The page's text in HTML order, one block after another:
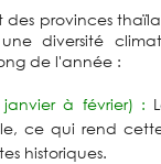
provinces
diversité
de l'année :
à février) :
ce qui rend
historiques.